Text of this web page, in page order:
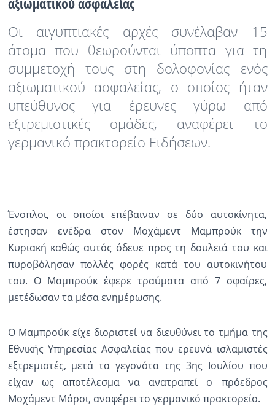
Κόσμος
Ραδιόφωνο LIVE
Εκπομπές
Οι αιγυπτιακές αρχές συνέλαβαν 15
άτομα που θεωρούνται ύποπτα για τη
συμμετοχή τους στη δολοφονίας ενός
αξιωματικού ασφαλείας, ο οποίος ήταν
υπεύθυνος για έρευνες γύρω από
εξτρεμιστικές ομάδες, αναφέρει το
γερμανικό πρακτορείο Ειδήσεων.
Ένοπλοι, οι οποίοι επέβαιναν σε δύο αυτοκίνητα,
έστησαν ενέδρα στον Μοχάμεντ Μαμπρούκ την
Κυριακή καθώς αυτός όδευε προς τη δουλειά του και
πυροβόλησαν πολλές φορές κατά του αυτοκινήτου
του. Ο Μαμπρούκ έφερε τραύματα από 7 σφαίρες,
μετέδωσαν τα μέσα ενημέρωσης.
Ο Μαμπρούκ είχε διοριστεί να διευθύνει το τμήμα της
Εθνικής Υπηρεσίας Ασφαλείας που ερευνά ισλαμιστές
εξτρεμιστές, μετά τα γεγονότα της 3ης Ιουλίου που
είχαν ως αποτέλεσμα να ανατραπεί ο πρόεδρος
Μοχάμεντ Μόρσι, αναφέρει το γερμανικό πρακτορείο.